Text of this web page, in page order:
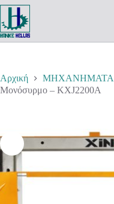
Μετάβαση
στο
περιεχόμενο
Αρχική ΜΗΧΑΝΗΜΑΤΑ
Μονόσυρμο – KXJ2200A